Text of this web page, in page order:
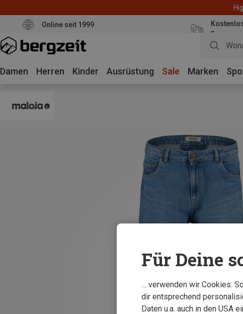
Online seit 1999
Euro
Damen Herren Kinder Ausrüstung Sale Marken
Für Deine
… verwenden wir Cookies.
dir entsprechend
Daten u.a. auch in den USA